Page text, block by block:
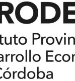
(Córdoba) ha recibido
de Desarrollo
para la
la ejecución del
ARTESANAL
PARA
REYES MAGOS” por